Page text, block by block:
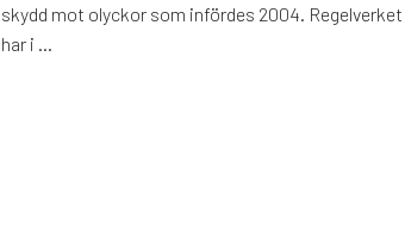
skydd mot olyckor som infördes 2004. Regelverket
har i ...